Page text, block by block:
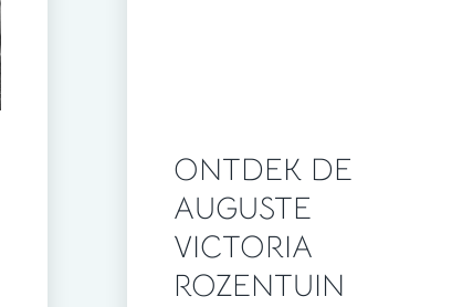
ONTDEK DE
AUGUSTE
VICTORIA
ROZENTUIN